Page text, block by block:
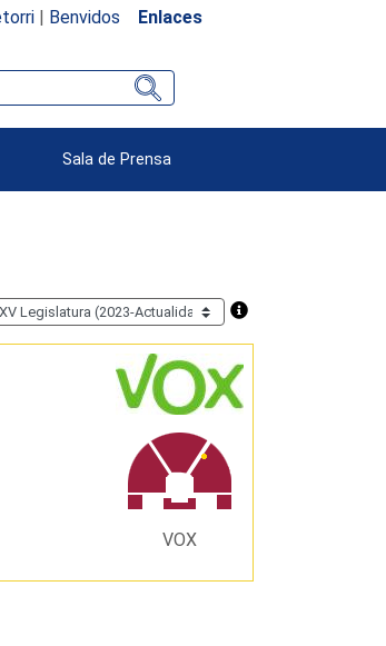
| Benvidos Enlaces
Sala de Prensa
VOX